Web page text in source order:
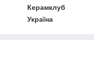
Керамклуб
Україна